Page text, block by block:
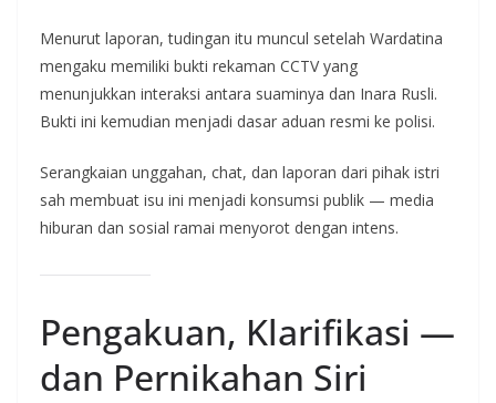
Menurut laporan, tudingan itu muncul setelah Wardatina
mengaku memiliki bukti rekaman CCTV yang
menunjukkan interaksi antara suaminya dan Inara Rusli.
Bukti ini kemudian menjadi dasar aduan resmi ke polisi.
Serangkaian unggahan, chat, dan laporan dari pihak istri
sah membuat isu ini menjadi konsumsi publik — media
hiburan dan sosial ramai menyorot dengan intens.
Pengakuan, Klarifikasi —
dan Pernikahan Siri